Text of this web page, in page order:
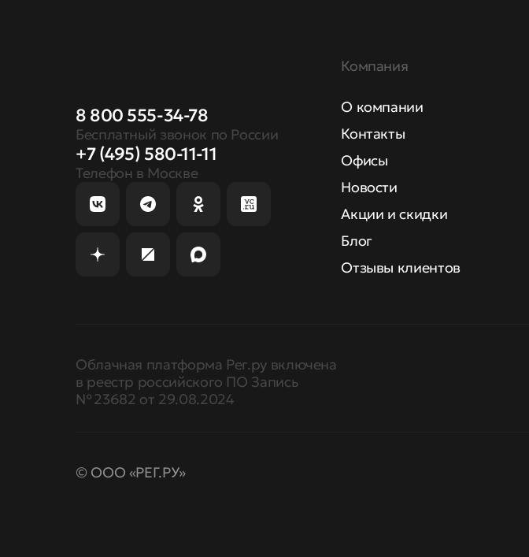
8 800 555-34-78
Бесплатный звонок по России
+7 (495) 580-11-11
Телефон в Москве
Компания
О компании
Контакты
Офисы
Новости
Акции и скидки
Блог
Отзывы клиентов
Облачная платформа Рег.ру включена
в реестр российского ПО Запись
№ 23682 от 29.08.2024
© ООО «РЕГ.РУ»